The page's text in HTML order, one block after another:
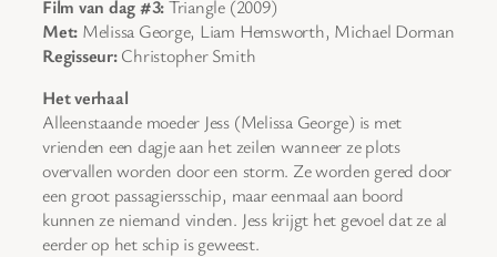
Film van dag #3:Triangle (2009)
Met: Melissa George, Liam Hemsworth, Michael Dorman
Regisseur:Christopher Smith
Het verhaal
Alleenstaande moeder Jess (Melissa George) is met
vrienden een dagje aan het zeilen wanneer ze plots
overvallen worden door een storm. Ze worden gered door
een groot passagiersschip, maar eenmaal aan boord
kunnen ze niemand vinden. Jess krijgt het gevoel dat ze al
eerder op het schip is geweest.